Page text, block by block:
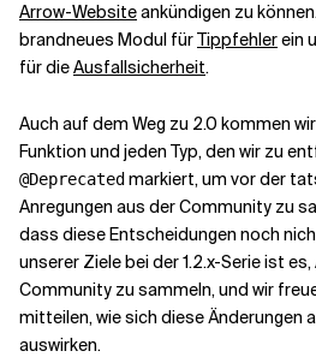
Arrow-Websiteankündigen zu
brandneues Modul fürTippfehlerein
für dieAusfallsicherheit.
Auch auf dem Weg zu 2.0 kommen
Funktion und jeden Typ, den wir zu
@Deprecated markiert, um vor der
Anregungen aus der Community zu
dass diese Entscheidungen noch
unserer Ziele bei der 1.2.x-Serie ist
Community zu sammeln, und wir
mitteilen, wie sich diese Änderungen
auswirken.